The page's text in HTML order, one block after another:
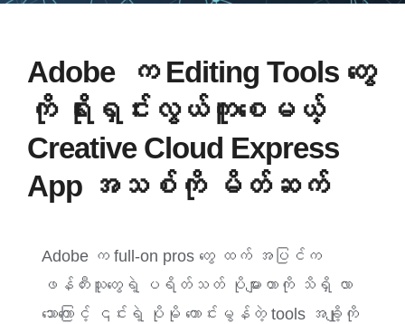
ဆောင်းပါး
ကျွန်ုပ်တို့အကြောင်း
ဈေးနှုန်းစုံစမ်းရန်
ဆက်သွယ်ရန်
Adobe က Editing Tools တွေ
ကို ရိုးရှင်းလွယ်ကူစေမယ့်
Creative Cloud Express
App အသစ်ကို မိတ်ဆက်
Adobe က full-on pros တွေ ထက် အပြင်က
ဖန်တီးသူတွေရဲ့ ပရိတ်သတ် ပိုများတာကို သိရှိ လာ
သောကြောင့် ၎င်းရဲ့ ပိုမို ကောင်းမွန်တဲ့ tools အချို့ကို